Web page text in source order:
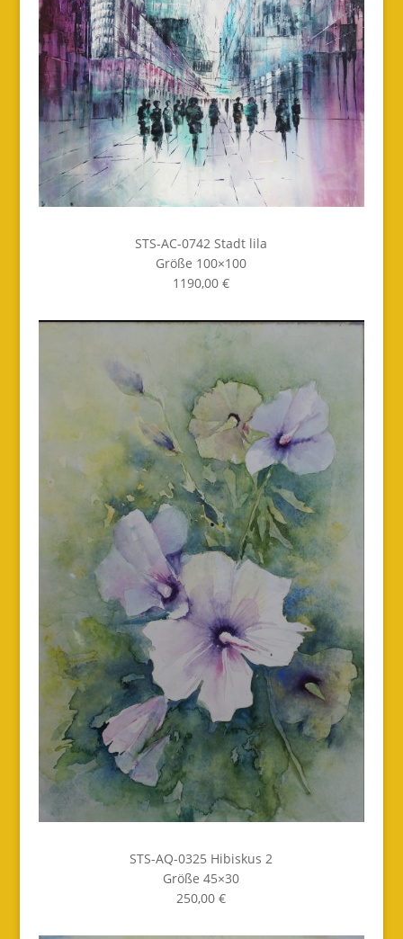
STS-AC-0742 Stadt lila
Größe 100×100
1190,00 €
STS-AQ-0325 Hibiskus 2
Größe 45×30
250,00 €